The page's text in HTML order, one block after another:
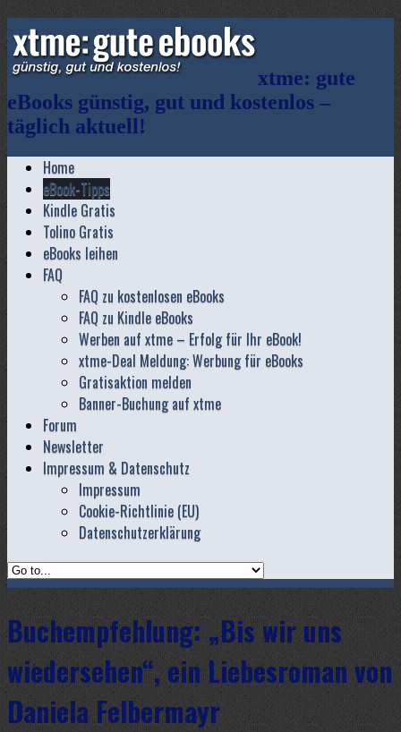
xtme: gute
eBooks günstig, gut und kostenlos –
täglich aktuell!
Home
eBook-Tipps
Kindle Gratis
Tolino Gratis
eBooks leihen
FAQ
FAQ zu kostenlosen eBooks
FAQ zu Kindle eBooks
Werben auf xtme – Erfolg für Ihr eBook!
xtme-Deal Meldung: Werbung für eBooks
Gratisaktion melden
Banner-Buchung auf xtme
Forum
Newsletter
Impressum & Datenschutz
Impressum
Cookie-Richtlinie (EU)
Datenschutzerklärung
Buchempfehlung: „Bis wir uns
wiedersehen“, ein Liebesroman von
Daniela Felbermayr